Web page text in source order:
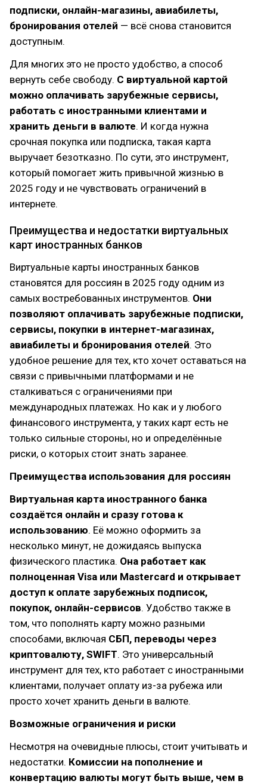
подписки, онлайн-магазины, авиабилеты,
бронирования отелей — всё снова становится
доступным.
Для многих это не просто удобство, а способ
вернуть себе свободу. С виртуальной картой
можно оплачивать зарубежные сервисы,
работать с иностранными клиентами и
хранить деньги в валюте. И когда нужна
срочная покупка или подписка, такая карта
выручает безотказно. По сути, это инструмент,
который помогает жить привычной жизнью в
2025 году и не чувствовать ограничений в
интернете.
Преимущества и недостатки виртуальных
карт иностранных банков
Виртуальные карты иностранных банков
становятся для россиян в 2025 году одним из
самых востребованных инструментов. Они
позволяют оплачивать зарубежные подписки,
сервисы, покупки в интернет-магазинах,
авиабилеты и бронирования отелей. Это
удобное решение для тех, кто хочет оставаться на
связи с привычными платформами и не
сталкиваться с ограничениями при
международных платежах. Но как и у любого
финансового инструмента, у таких карт есть не
только сильные стороны, но и определённые
риски, о которых стоит знать заранее.
Преимущества использования для россиян
Виртуальная карта иностранного банка
создаётся онлайн и сразу готова к
использованию. Её можно оформить за
несколько минут, не дожидаясь выпуска
физического пластика. Она работает как
полноценная Visa или Mastercard и открывает
доступ к оплате зарубежных подписок,
покупок, онлайн-сервисов. Удобство также в
том, что пополнять карту можно разными
способами, включая СБП, переводы через
криптовалюту, SWIFT. Это универсальный
инструмент для тех, кто работает с иностранными
клиентами, получает оплату из-за рубежа или
просто хочет хранить деньги в валюте.
Возможные ограничения и риски
Несмотря на очевидные плюсы, стоит учитывать и
недостатки. Комиссии на пополнение и
конвертацию валюты могут быть выше, чем в